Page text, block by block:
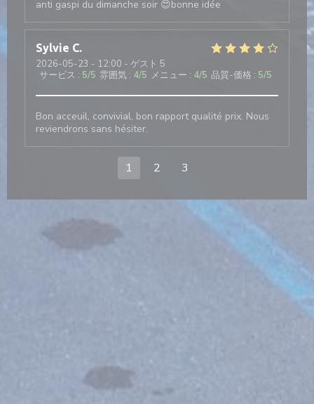
ィンドウで開きます))
anti gaspi du dimanche soir 😍bonne idée
Sylvie C
2026-05-23 - 12:00 - ゲスト 5
サービス : 5/5 雰囲気 : 4/5 メニュー : 4/5 品質-価格 : 5/5
Bon acceuil, convivial, bon rapport qualité prix. Nous
reviendrons sans hésiter.
1 2 3